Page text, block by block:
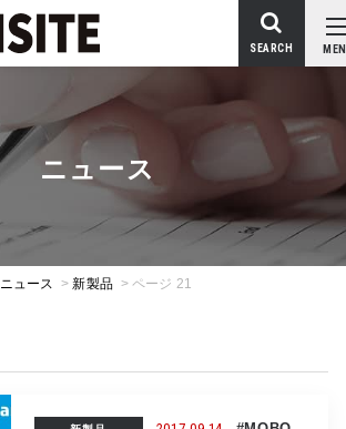
SEARCH
ニュース
ニュース >新製品 > ページ 21